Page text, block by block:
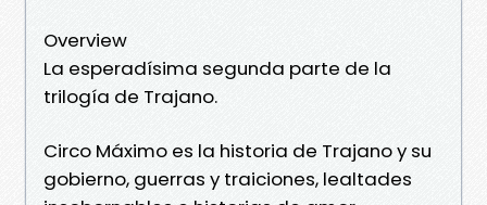
Overview
La esperadísima segunda parte de la
trilogía de Trajano.
Circo Máximo es la historia de Trajano y su
gobierno, guerras y traiciones, lealtades